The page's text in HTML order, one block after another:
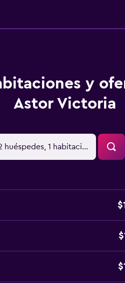
y
Astor Victoria
huéspedes, 1 habitación